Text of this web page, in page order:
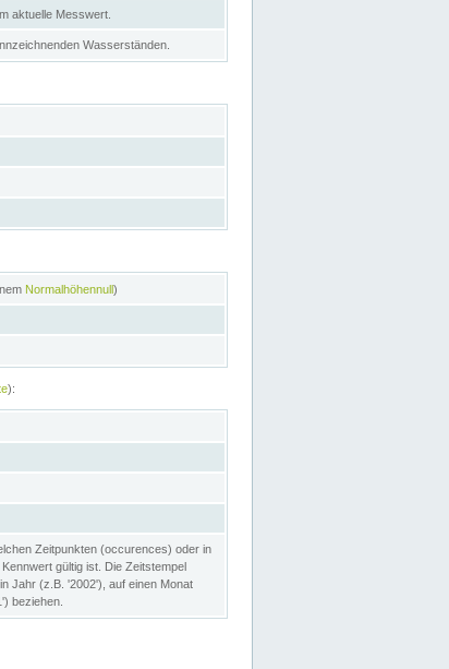
aktuelle Messwert.
Wasserständen.
Normalhöhennull )
):
Zeitpunkten (occurences) oder in
gültig ist. Die Zeitstempel
Jahr (z.B. '2002'), auf einen Monat
beziehen.